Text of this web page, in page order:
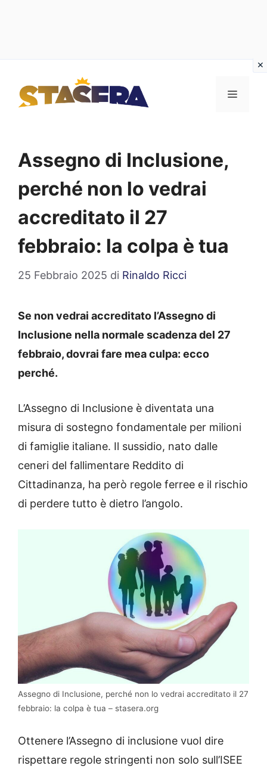
contenuto
MENU
Assegno di Inclusione,
perché non lo vedrai
accreditato il 27
febbraio: la colpa è tua
25 Febbraio 2025 di Rinaldo Ricci
Se non vedrai accreditato l’Assegno di
Inclusione nella normale scadenza del 27
febbraio, dovrai fare mea culpa: ecco
perché.
L’Assegno di Inclusione è diventata una
misura di sostegno fondamentale per milioni
di famiglie italiane. Il sussidio, nato dalle
ceneri del fallimentare Reddito di
Cittadinanza, ha però regole ferree e il rischio
di perdere tutto è dietro l’angolo.
Assegno di Inclusione, perché non lo vedrai accreditato il 27
febbraio: la colpa è tua – stasera.org
Ottenere l’Assegno di inclusione vuol dire
rispettare regole stringenti non solo sull’ISEE